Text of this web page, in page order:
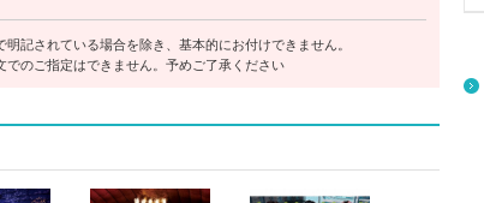
記されている場合を除き、基本的にお付けできません。
でのご指定はできません。予めご了承ください